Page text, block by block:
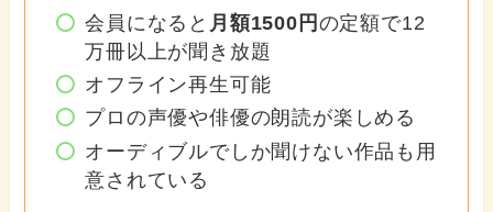
会員になると 月額1500円 の定額で12
万冊以上が聞き放題
オフライン再生可能
プロの声優や俳優の朗読が楽しめる
オーディブルでしか聞けない作品も用
意されている